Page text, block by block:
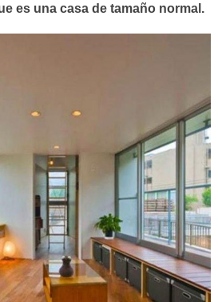
es una casa de tamaño normal.